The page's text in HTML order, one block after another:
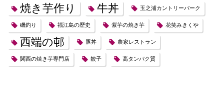
焼き芋作り 牛丼 玉之浦カントリーパーク
磯釣り 福江島の歴史 紫芋の焼き芋 花笑みきくや
西端の邨 豚丼 農家レストラン
関西の焼き芋専門店 餃子 高タンパク質